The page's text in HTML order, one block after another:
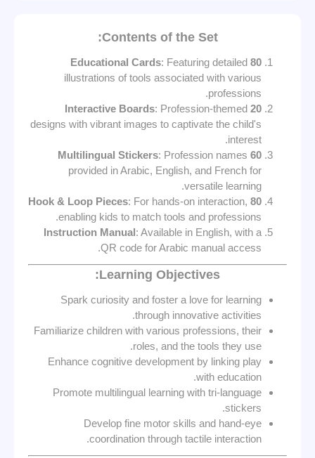
Contents of the Set:
80 Educational Cards
: Featuring detailed
illustrations of tools associated with various
professions.
20 Interactive Boards
: Profession-themed
designs with vibrant images to captivate the child's
interest.
60 Multilingual Stickers
: Profession names
provided in Arabic, English, and French for
versatile learning.
80 Hook & Loop Pieces
: For hands-on interaction,
enabling kids to match tools and professions.
Instruction Manual: Available in English, with a
QR code for Arabic manual access.
Learning Objectives:
Spark curiosity and foster a love for learning
through innovative activities.
Familiarize children with various professions, their
roles, and the tools they use.
Enhance cognitive development by linking play
with education.
Promote multilingual learning with tri-language
stickers.
Develop fine motor skills and hand-eye
coordination through tactile interaction.